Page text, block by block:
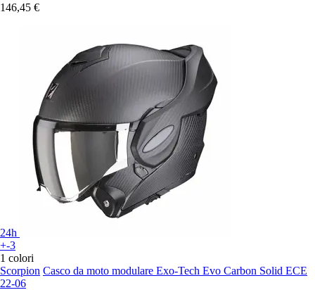
146,45 €
24h
+-3
1 colori
Scorpion Casco da moto modulare Exo-Tech Evo Carbon Solid ECE
22-06